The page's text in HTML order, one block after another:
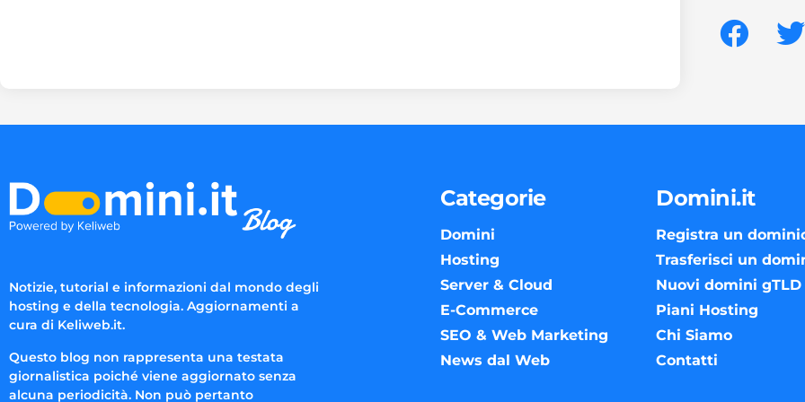
Notizie, tutorial e informazioni dal mondo degli
hosting e della tecnologia. Aggiornamenti a
cura di Keliweb.it.
Questo blog non rappresenta una testata
giornalistica poiché viene aggiornato senza
alcuna periodicità. Non può pertanto
Categorie
Domini
Hosting
Server & Cloud
E-Commerce
SEO & Web Marketing
News dal Web
Domini.it
Registra un
Trasferisci un
Nuovi domini gTLD
Piani Hosting
Chi Siamo
Contatti